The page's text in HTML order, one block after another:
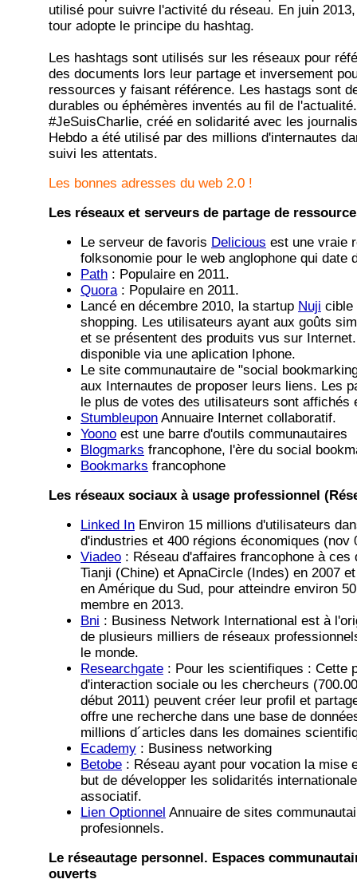
utilisé pour suivre l'activité du réseau. En juin
tour adopte le principe du hashtag.
Les hashtags sont utilisés sur les réseaux pour
des documents lors leur partage et inversement
ressources y faisant référence. Les hastags sont
durables ou éphémères inventés au fil de
#JeSuisCharlie, créé en solidarité avec les
Hebdo a été utilisé par des millions d'internautes
suivi les attentats.
Les bonnes adresses du web 2.0 !
Les réseaux et serveurs de partage de
Le serveur de favoris Delicious est une vraie
folksonomie pour le web anglophone qui date
Path : Populaire en 2011.
Quora: Populaire en 2011.
Lancé en décembre 2010, la startup Nuji cible
shopping. Les utilisateurs ayant aux goûts
et se présentent des produits vus sur
disponible via une aplication Iphone.
Le site communautaire de "social
aux Internautes de proposer leurs liens. Les
le plus de votes des utilisateurs sont affichés
Stumbleupon Annuaire Internet collaboratif.
Yoono est une barre d'outils communautaires
Blogmarks francophone, l'ère du social
Bookmarks francophone
Les réseaux sociaux à usage professionnel
Linked In Environ 15 millions d'utilisateurs
d'industries et 400 régions économiques (nov
Viadeo : Réseau d'affaires francophone à ces
Tianji (Chine) et ApnaCircle (Indes) en 2007
en Amérique du Sud, pour atteindre environ
membre en 2013.
Bni : Business Network International est à
de plusieurs milliers de réseaux
le monde.
Researchgate : Pour les scientifiques : Cette
d'interaction sociale ou les chercheurs
début 2011) peuvent créer leur profil et
offre une recherche dans une base de
millions d´articles dans les domaines
Ecademy : Business networking
Betobe : Réseau ayant pour vocation la mise
but de développer les solidarités
associatif.
Lien Optionnel Annuaire de sites
profesionnels.
Le réseautage personnel. Espaces
ouverts